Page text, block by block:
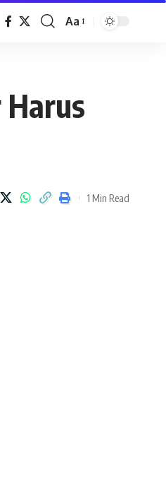
Aa
1 Min Read